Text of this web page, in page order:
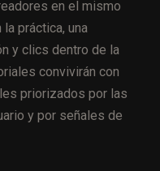
en el mismo
práctica, una
y clics dentro de la
convivirán con
priorizados por las
y por señales de